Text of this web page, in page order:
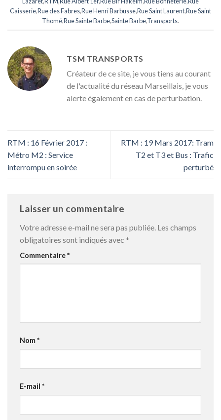
Caisserie,Rue des Fabres,Rue Henri Barbusse,Rue Saint Laurent,Rue Saint
Thomé,Rue Sainte Barbe,Sainte Barbe,Transports.
TSM TRANSPORTS
Créateur de ce site, je vous tiens au courant
de l'actualité du réseau Marseillais, je vous
alerte également en cas de perturbation.
RTM : 16 Février 2017 :
Métro M2 : Service
interrompu en soirée
RTM : 19 Mars 2017: Tram
T2 et T3 et Bus : Trafic
perturbé
Laisser un commentaire
Votre adresse e-mail ne sera pas publiée. Les champs
obligatoires sont indiqués avec *
Commentaire*
Nom*
E-mail *